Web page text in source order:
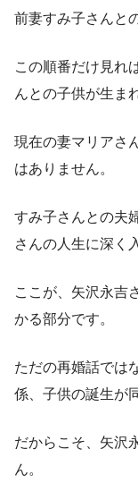
前妻すみ子さんと
この順番だけ見れ
んとの子供が生ま
現在の妻マリアさ
はありません。
すみ子さんとの夫
さんの人生に深く
ここが、矢沢永吉
かる部分です。
ただの再婚話では
係、子供の誕生が
だからこそ、矢沢
ん。